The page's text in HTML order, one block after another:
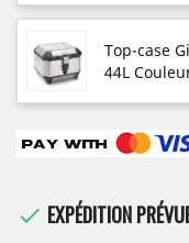
Top-case
44L
 EXPÉDITION